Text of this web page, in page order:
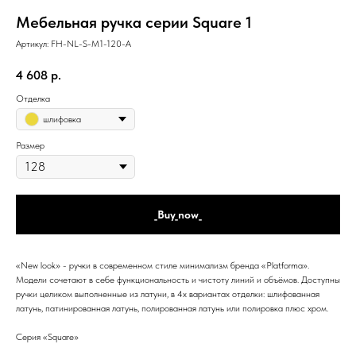
Мебельная ручка серии Square 1
Артикул: FH-NL-S-M1-120-A
4 608 р.
Отделка
шлифовка
Размер
_Buy_now_
«New look» - ручки в современном стиле минимализм бренда «Platforma».
Модели сочетают в себе функциональность и чистоту линий и объёмов. Доступны
ручки целиком выполненные из латуни, в 4х вариантах отделки: шлифованная
латунь, патинированная латунь, полированная латунь или полировка плюс хром.
Серия «Square»